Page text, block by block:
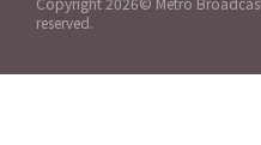
reserved.